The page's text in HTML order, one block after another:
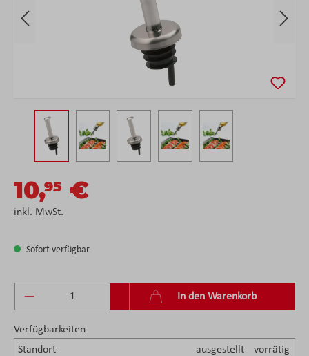
10,95 €
inkl. MwSt.
Sofort verfügbar
Produkt Anzahl: Gib den gewünschten Wert
In den Warenkorb
Verfügbarkeiten
Standort
ausgestellt vorrätig